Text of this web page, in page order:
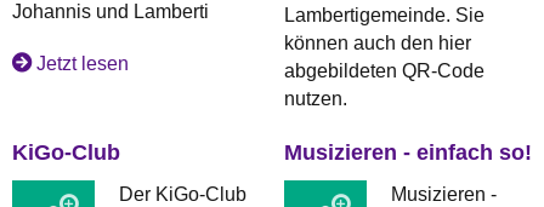
Johannis und Lamberti
Jetzt lesen
Lambertigemeinde. Sie
können auch den hier
abgebildeten QR-Code
nutzen.
KiGo-Club
Der KiGo-Club
Musizieren - einfach so!
Musizieren -